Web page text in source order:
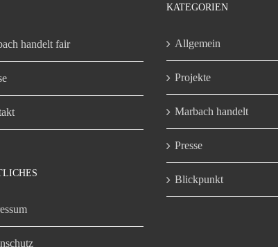
handelt fair
KATEGORIEN
Allgemein
Projekte
Marbach handelt
Presse
Blickpunkt